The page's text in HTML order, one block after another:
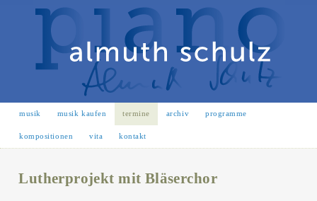
musik musik kaufen termine archiv programme
kompositionen vita kontakt
Lutherprojekt mit Bläserchor